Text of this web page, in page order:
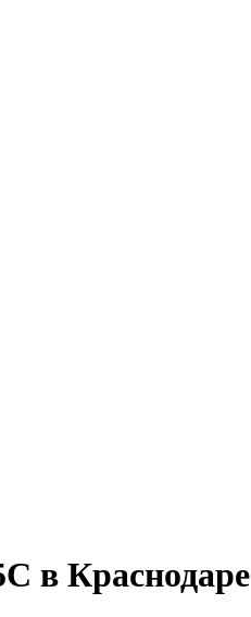
в Краснодаре